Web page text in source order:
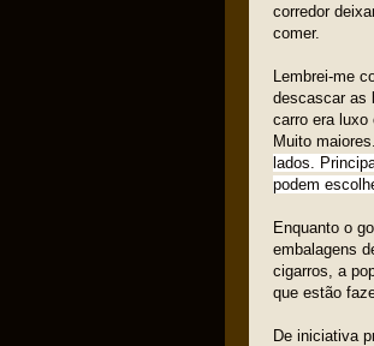
corredor
comer.
Lembrei-me
descascar as
carro era luxo
Muito
lados.
podem
Enquanto o
embalagens
cigarros, a
que estão
De iniciativa